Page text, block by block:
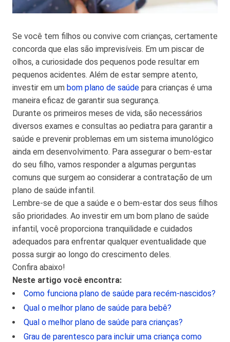
Se você tem filhos ou convive com crianças, certamente
concorda que elas são imprevisíveis. Em um piscar de
olhos, a curiosidade dos pequenos pode resultar em
pequenos acidentes. Além de estar sempre atento,
investir em um bom plano de saúde para crianças é uma
maneira eficaz de garantir sua segurança.
Durante os primeiros meses de vida, são necessários
diversos exames e consultas ao pediatra para garantir a
saúde e prevenir problemas em um sistema imunológico
ainda em desenvolvimento. Para assegurar o bem-estar
do seu filho, vamos responder a algumas perguntas
comuns que surgem ao considerar a contratação de um
plano de saúde infantil.
Lembre-se de que a saúde e o bem-estar dos seus filhos
são prioridades. Ao investir em um bom plano de saúde
infantil, você proporciona tranquilidade e cuidados
adequados para enfrentar qualquer eventualidade que
possa surgir ao longo do crescimento deles.
Confira abaixo!
Neste artigo você encontra:
Como funciona plano de saúde para recém-nascidos?
Qual o melhor plano de saúde para bebê?
Qual o melhor plano de saúde para crianças?
Grau de parentesco para incluir uma criança como